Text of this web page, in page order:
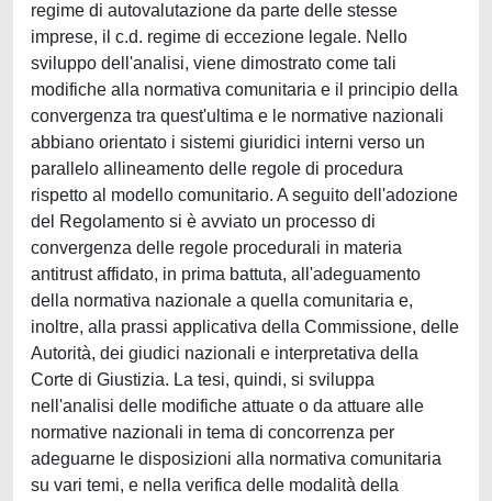
regime di autovalutazione da parte delle stesse
imprese, il c.d. regime di eccezione legale. Nello
sviluppo dell'analisi, viene dimostrato come tali
modifiche alla normativa comunitaria e il principio della
convergenza tra quest'ultima e le normative nazionali
abbiano orientato i sistemi giuridici interni verso un
parallelo allineamento delle regole di procedura
rispetto al modello comunitario. A seguito dell'adozione
del Regolamento si è avviato un processo di
convergenza delle regole procedurali in materia
antitrust affidato, in prima battuta, all'adeguamento
della normativa nazionale a quella comunitaria e,
inoltre, alla prassi applicativa della Commissione, delle
Autorità, dei giudici nazionali e interpretativa della
Corte di Giustizia. La tesi, quindi, si sviluppa
nell'analisi delle modifiche attuate o da attuare alle
normative nazionali in tema di concorrenza per
adeguarne le disposizioni alla normativa comunitaria
su vari temi, e nella verifica delle modalità della